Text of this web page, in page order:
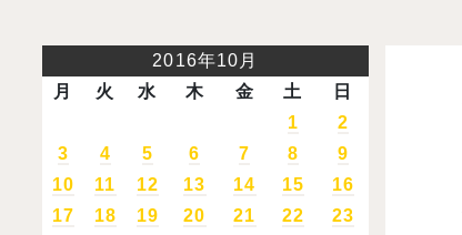
学校情報
オープンキャンパス
2016年10月
月
火 水 木 金 土 日
1
2
3
4 5 6 7 8
9
10
11 12 13 14 15
16
17
18 19 20 21 22
23